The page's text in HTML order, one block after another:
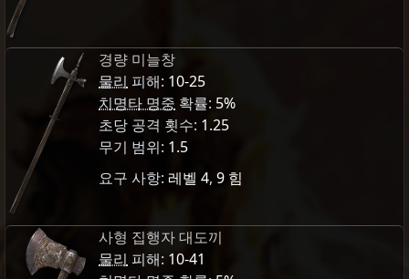
경량 미늘창
물리 피해: 10-25
치명타 명중 확률: 5%
초당 공격 횟수: 1.25
무기 범위: 1.5
요구 사항: 레벨 4, 9 힘
사형 집행자 대도끼
물리 피해: 10-41